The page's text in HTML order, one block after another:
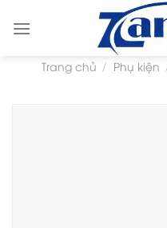
Trang chủ / Phụ kiện